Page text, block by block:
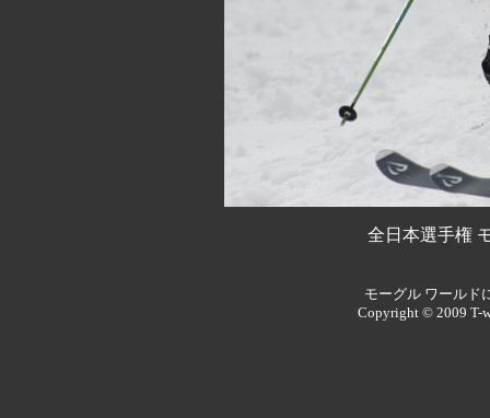
全日本選手権
モーグル ワールド
Copyright © 2009 T-